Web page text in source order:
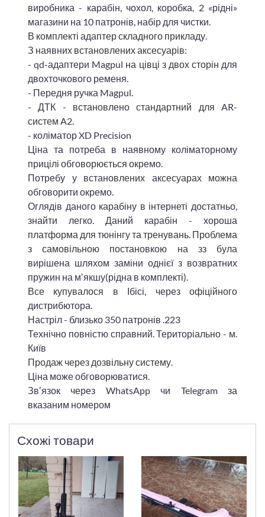
виробника - карабін, чохол, коробка, 2 «рідні»
магазини на 10 патронів, набір для чистки.
В комплекті адаптер складного прикладу.
З наявних встановлених аксесуарів:
- qd-адаптери Magpul на цівці з двох сторін для
двохточкового ременя.
- Передня ручка Magpul.
- ДТК - встановлено стандартний для AR-
систем A2.
- коліматор XD Precision
Ціна та потреба в наявному коліматорному
прицілі обговорюється окремо.
Потребу у встановлених аксесуарах можна
обговорити окремо.
Оглядів даного карабіну в інтернеті достатньо,
знайти легко. Даний карабін - хороша
платформа для тюнінгу та тренувань. Проблема
з самовільною постановкою на зз була
вирішена шляхом заміни однієї з возвратних
пружин на мʼякшу(рідна в комплекті).
Все купувалося в Ібісі, через офіційного
дистрибютора.
Настріл - близько 350 патронів .223
Технічно повністю справний. Територіально - м.
Київ
Продаж через дозвільну систему.
Ціна може обговорюватися.
Звʼязок через WhatsApp чи Telegram за
вказаним номером
Схожі товари